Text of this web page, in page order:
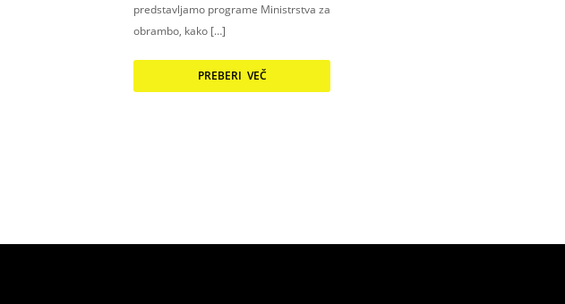
predstavljamo programe Ministrstva za
obrambo, kako […]
PREBERI VEČ